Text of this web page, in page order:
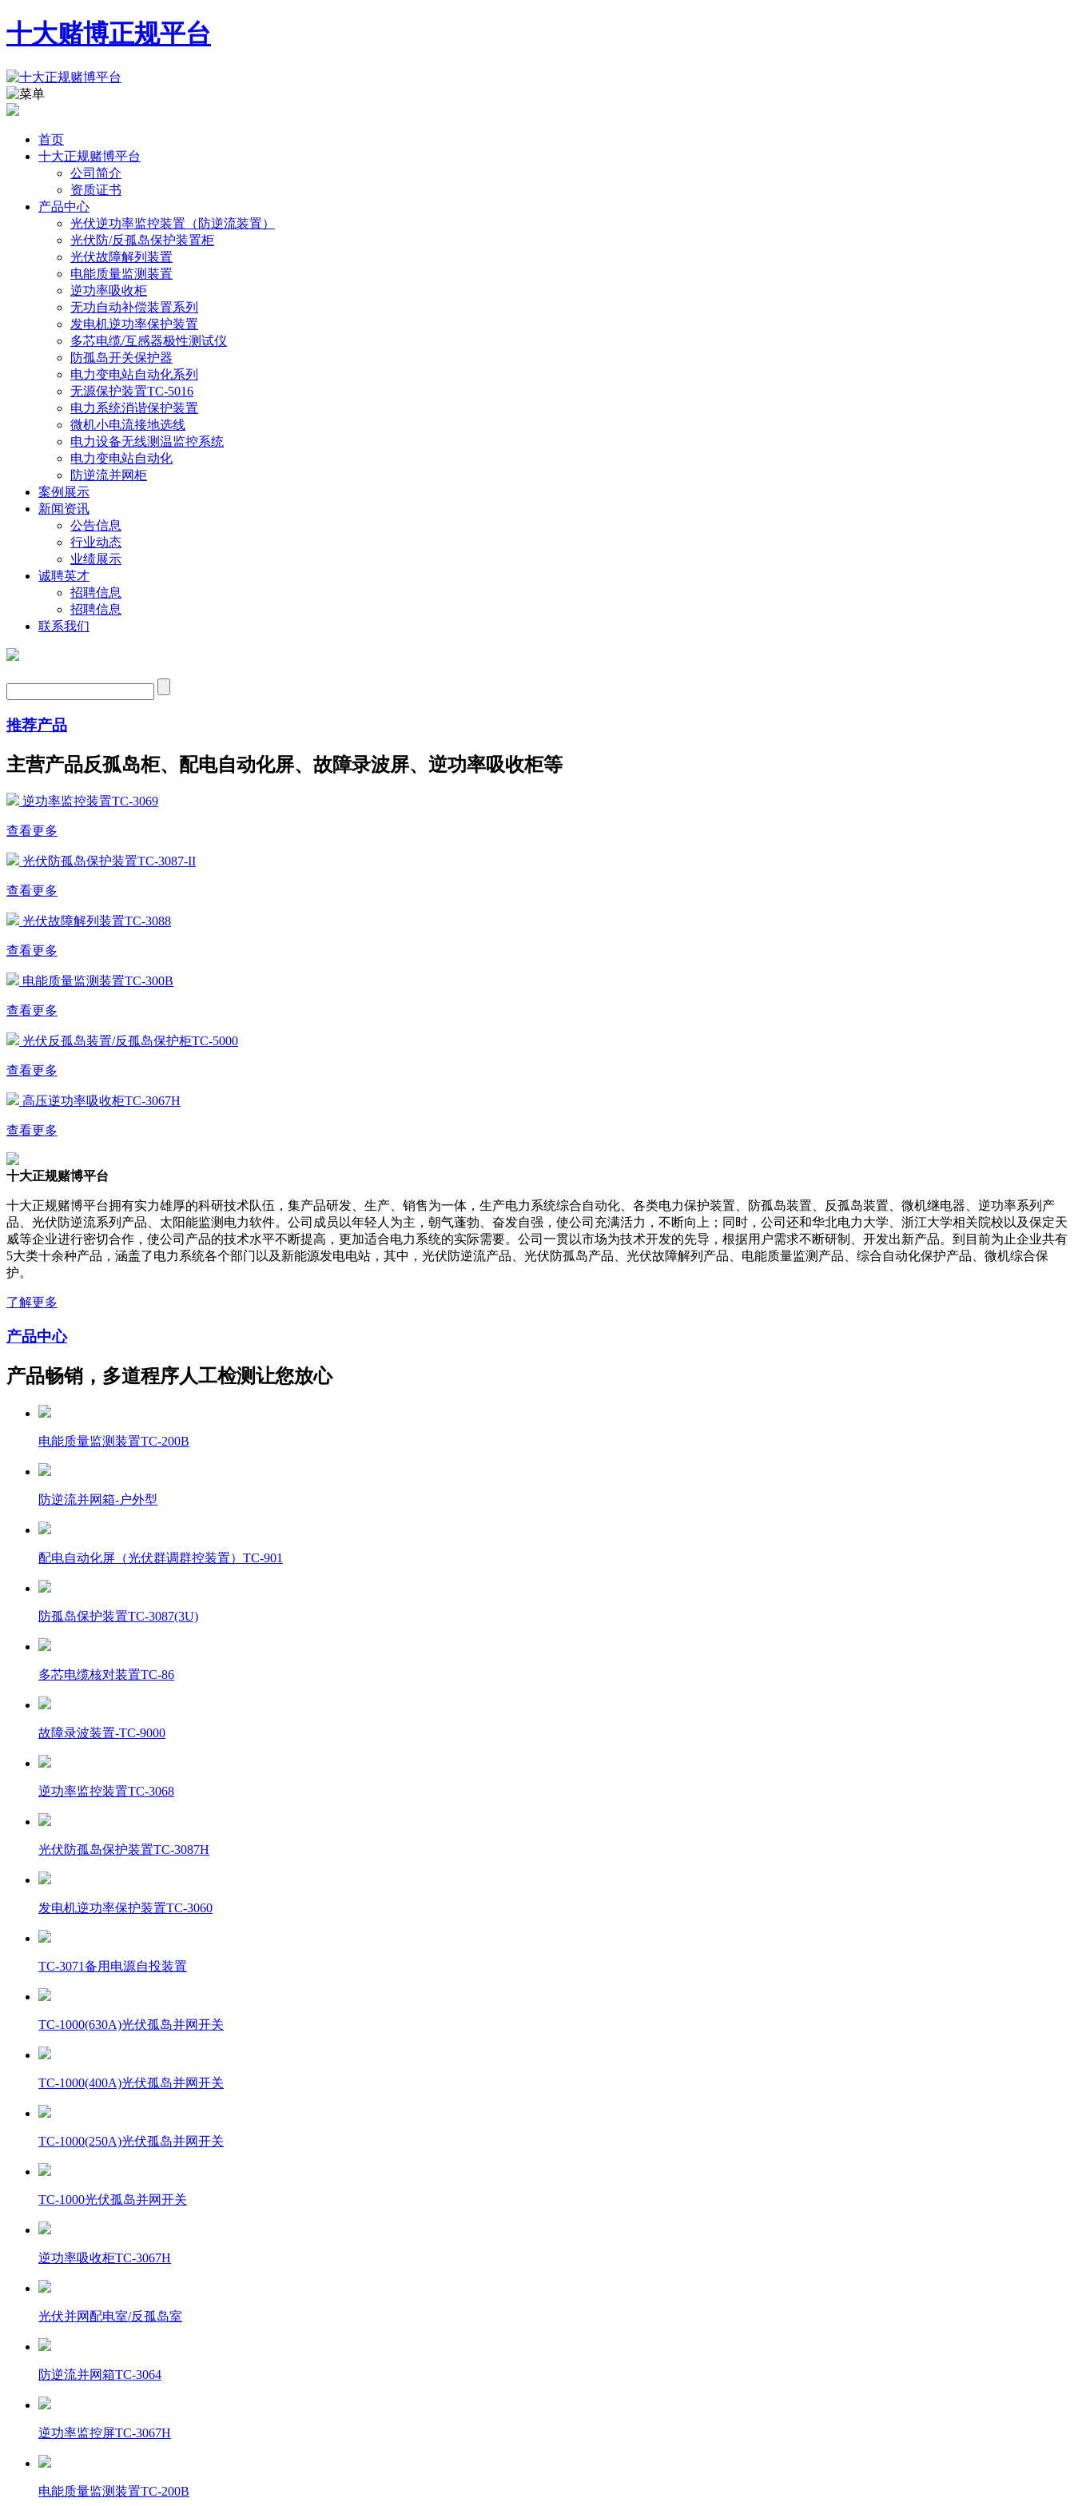
十大赌博正规平台
首页
十大正规赌博平台
公司简介
资质证书
产品中心
光伏逆功率监控装置（防逆流装置）
光伏防/反孤岛保护装置柜
光伏故障解列装置
电能质量监测装置
逆功率吸收柜
无功自动补偿装置系列
发电机逆功率保护装置
多芯电缆/互感器极性测试仪
防孤岛开关保护器
电力变电站自动化系列
无源保护装置TC-5016
电力系统消谐保护装置
微机小电流接地选线
电力设备无线测温监控系统
电力变电站自动化
防逆流并网柜
案例展示
新闻资讯
公告信息
行业动态
业绩展示
诚聘英才
招聘信息
招聘信息
联系我们
推荐产品
主营产品反孤岛柜、配电自动化屏、故障录波屏、逆功率吸收柜等
逆功率监控装置TC-3069
查看更多
光伏防孤岛保护装置TC-3087-II
查看更多
光伏故障解列装置TC-3088
查看更多
电能质量监测装置TC-300B
查看更多
光伏反孤岛装置/反孤岛保护柜TC-5000
查看更多
高压逆功率吸收柜TC-3067H
查看更多
十大正规赌博平台
十大正规赌博平台拥有实力雄厚的科研技术队伍，集产品研发、生产、销售为一体，生产电力系统综合自动化、各类电力保护装置、防孤岛装置、反孤岛装置、微机继电器、逆功率系列产
品、光伏防逆流系列产品、太阳能监测电力软件。公司成员以年轻人为主，朝气蓬勃、奋发自强，使公司充满活力，不断向上；同时，公司还和华北电力大学、浙江大学相关院校以及保定天
威等企业进行密切合作，使公司产品的技术水平不断提高，更加适合电力系统的实际需要。公司一贯以市场为技术开发的先导，根据用户需求不断研制、开发出新产品。到目前为止企业共有
5大类十余种产品，涵盖了电力系统各个部门以及新能源发电电站，其中，光伏防逆流产品、光伏防孤岛产品、光伏故障解列产品、电能质量监测产品、综合自动化保护产品、微机综合保
护。
了解更多
产品中心
产品畅销，多道程序人工检测让您放心
电能质量监测装置TC-200B
防逆流并网箱-户外型
配电自动化屏（光伏群调群控装置）TC-901
防孤岛保护装置TC-3087(3U)
多芯电缆核对装置TC-86
故障录波装置-TC-9000
逆功率监控装置TC-3068
光伏防孤岛保护装置TC-3087H
发电机逆功率保护装置TC-3060
TC-3071备用电源自投装置
TC-1000(630A)光伏孤岛并网开关
TC-1000(400A)光伏孤岛并网开关
TC-1000(250A)光伏孤岛并网开关
TC-1000光伏孤岛并网开关
逆功率吸收柜TC-3067H
光伏并网配电室/反孤岛室
防逆流并网箱TC-3064
逆功率监控屏TC-3067H
电能质量监测装置TC-200B